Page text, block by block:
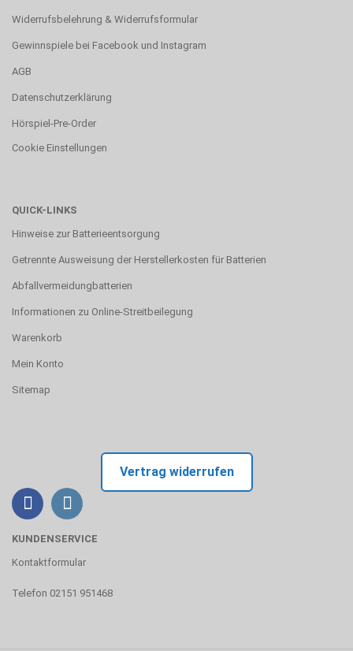
Widerrufsbelehrung & Widerrufsformular
Gewinnspiele bei Facebook und Instagram
AGB
Datenschutzerklärung
Hörspiel-Pre-Order
Cookie Einstellungen
QUICK-LINKS
Hinweise zur Batterieentsorgung
Getrennte Ausweisung der Herstellerkosten für Batterien
Abfallvermeidungbatterien
Informationen zu Online-Streitbeilegung
Warenkorb
Mein Konto
Sitemap
Vertrag widerrufen
KUNDENSERVICE
Kontaktformular
Telefon 02151 951468